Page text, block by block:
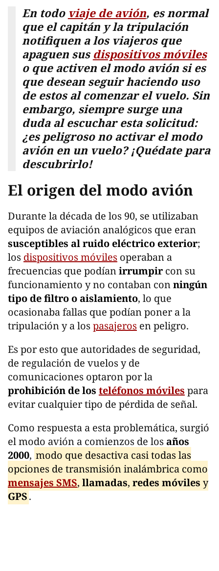
En todo viaje de avión, es normal
que el capitán y la tripulación
notifiquen a los viajeros que
apaguen sus dispositivos móviles
o que activen el modo avión si es
que desean seguir haciendo uso
de estos al comenzar el vuelo. Sin
embargo, siempre surge una
duda al escuchar esta solicitud:
¿es peligroso no activar el modo
avión en un vuelo? ¡Quédate para
descubrirlo!
El origen del modo avión
Durante la década de los 90, se utilizaban
equipos de aviación analógicos que eran
susceptibles al ruido eléctrico exterior;
los dispositivos móviles operaban a
frecuencias que podíanirrumpircon su
funcionamiento y no contaban conningún
tipo de filtro o aislamiento, lo que
ocasionaba fallas que podían poner a la
tripulación y a los pasajeros en peligro.
Es por esto que autoridades de seguridad,
de regulación de vuelos y de
comunicaciones optaron por la
prohibición de los teléfonos móviles para
evitar cualquier tipo de pérdida de señal.
Como respuesta a esta problemática, surgió
el modo avión a comienzos de los años
2000, modo que desactiva casi todas las
opciones de transmisión inalámbrica como
mensajes SMS, llamadas, redes móviles y
GPS.